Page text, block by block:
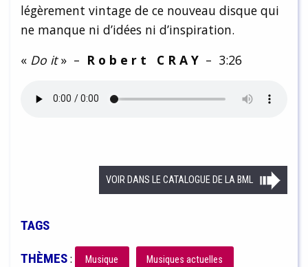
légèrement vintage de ce nouveau disque qui
ne manque ni d’idées ni d’inspiration.
« Do it» – R o b e r t C R A Y – 3:26
VOIR DANS LE CATALOGUE DE LA BML
TAGS
THÈMES: Musique Musiques actuelles